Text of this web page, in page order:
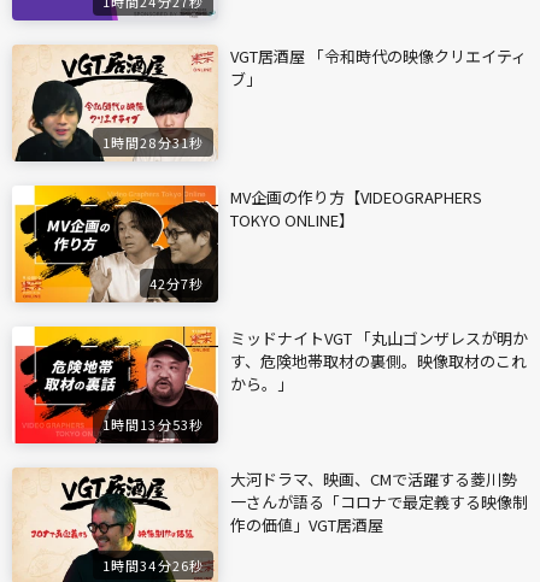
1時間28分31秒
VGT居酒屋 「令和時代の映像クリエイティ
ブ」
42分7秒
MV企画の作り方【VIDEOGRAPHERS
TOKYO ONLINE】
1時間13分53秒
ミッドナイトVGT 「丸山ゴンザレスが明か
す、危険地帯取材の裏側。映像取材のこれ
から。」
1時間34分26秒
大河ドラマ、映画、CMで活躍する菱川勢
一さんが語る「コロナで最定義する映像制
作の価値」VGT居酒屋